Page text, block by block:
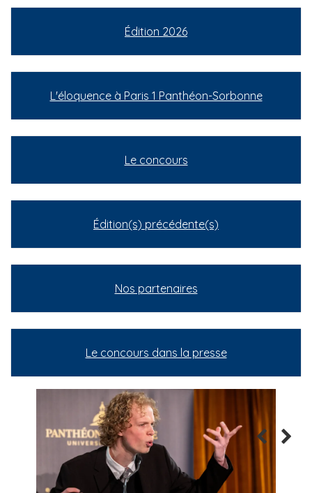
Édition 2026
L'éloquence à Paris 1 Panthéon-Sorbonne
Le concours
Édition(s) précédente(s)
Nos partenaires
Le concours dans la presse